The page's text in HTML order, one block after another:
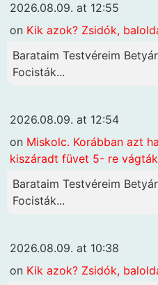
2026.08.09. at 12:55
on Kik azok? Zsidók,
Barataim Testvéreim
Focisták...
2026.08.09. at 12:54
on Miskolc. Korábban azt
kiszáradt füvet 5- re
Barataim Testvéreim
Focisták...
2026.08.09. at 10:38
on Kik azok? Zsidók,